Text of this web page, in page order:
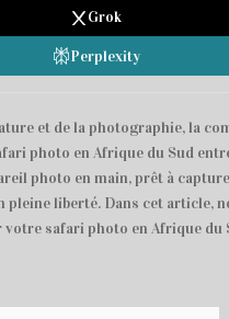
Grok
Perplexity
et de la photographie, la
photo en Afrique du Sud
photo en main, prêt à
pleine liberté. Dans cet article,
safari photo en Afrique du